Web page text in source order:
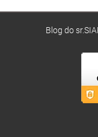
Blog do